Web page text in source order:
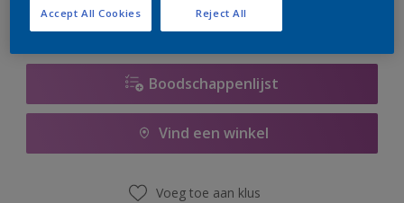
Boodschappenlijst
Vind een winkel
Voeg toe aan klus
Reject All
Accept All Cookies